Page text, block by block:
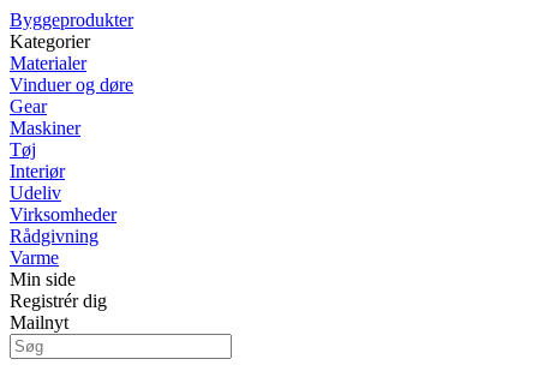
Byggeprodukter
Kategorier
Materialer
Vinduer og døre
Gear
Maskiner
Tøj
Interiør
Udeliv
Virksomheder
Rådgivning
Varme
Min side
Registrér dig
Mailnyt